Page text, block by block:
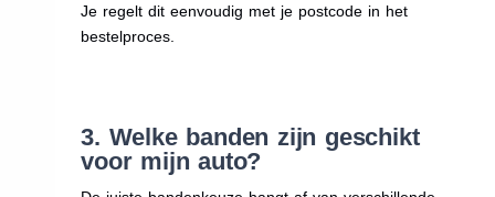
Je regelt dit eenvoudig met je postcode in het
bestelproces.
3. Welke banden zijn geschikt
voor mijn auto?